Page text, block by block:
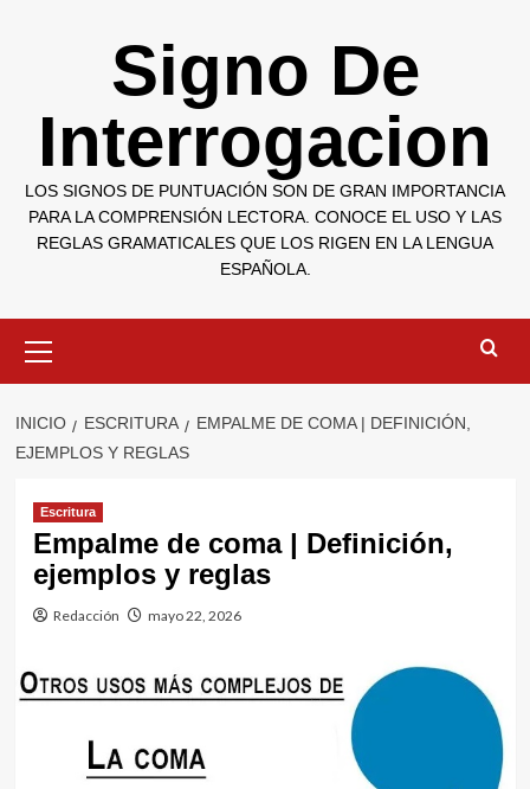
Signo De
Interrogacion
LOS SIGNOS DE PUNTUACIÓN SON DE GRAN IMPORTANCIA
PARA LA COMPRENSIÓN LECTORA. CONOCE EL USO Y LAS
REGLAS GRAMATICALES QUE LOS RIGEN EN LA LENGUA
ESPAÑOLA.
primario
INICIO ESCRITURA
EMPALME DE COMA | DEFINICIÓN,
EJEMPLOS Y REGLAS
Escritura
Empalme de coma | Definición,
ejemplos y reglas
Redacción mayo 22, 2026